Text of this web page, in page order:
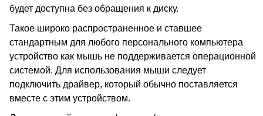
будет доступна без обращения к диску.
Такое широко распространенное и ставшее
стандартным для любого персонального компьютера
устройство как мышь не поддерживается операционной
системой. Для использования мыши следует
подключить драйвер, который обычно поставляется
вместе с этим устройством.